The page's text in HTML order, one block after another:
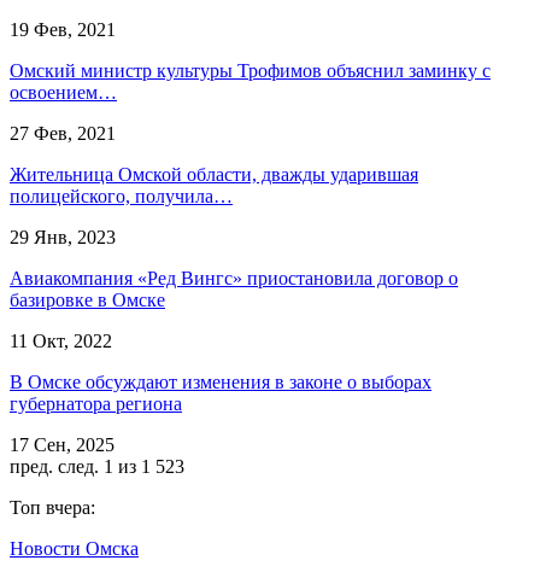
19 Фев, 2021
Омский министр культуры Трофимов объяснил заминку с
освоением…
27 Фев, 2021
Жительница Омской области, дважды ударившая
полицейского, получила…
29 Янв, 2023
Авиакомпания «Ред Вингс» приостановила договор о
базировке в Омске
11 Окт, 2022
В Омске обсуждают изменения в законе о выборах
губернатора региона
17 Сен, 2025
пред. след. 1 из 1 523
Топ вчера:
Новости Омска